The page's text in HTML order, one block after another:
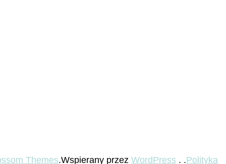
Themes.Wspierany przez WordPress . .Polityka